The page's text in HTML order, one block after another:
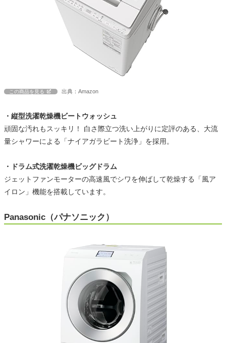
この商品を見る 出典：Amazon
・縦型洗濯乾燥機ビートウォッシュ
頑固な汚れもスッキリ！ 白さ際立つ洗い上がりに定評のある、大流
量シャワーによる「ナイアガラビート洗浄」を採用。
・ドラム式洗濯乾燥機ビッグドラム
ジェットファンモーターの高速風でシワを伸ばして乾燥する「風ア
イロン」機能を搭載しています。
Panasonic（パナソニック）